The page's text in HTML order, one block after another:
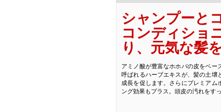
シャンプーと
コンディショ
り、元気な髪
アミノ酸が豊富なホホバの皮をベー
呼ばれるハーブエキスが、髪の土壌
成長を促します。さらにプレミアム
ング効果もプラス。頭皮の汚れをす